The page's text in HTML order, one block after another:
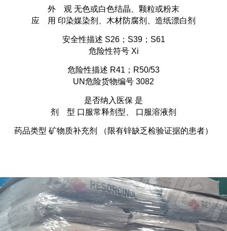
外 观 无色或白色结晶、颗粒或粉末
应 用 印染媒染剂、木材防腐剂、造纸漂白剂
安全性描述 S26；S39；S61
危险性符号 Xi
危险性描述 R41；R50/53
UN危险货物编号 3082
是否纳入医保 是
剂 型 口服常释剂型、 口服溶液剂
药品类型 矿物质补充剂 （限有锌缺乏检验证据的患者）